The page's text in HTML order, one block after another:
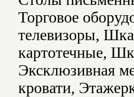
Торговое
телевизоры,
картотечные,
Эксклюзивная
кровати,